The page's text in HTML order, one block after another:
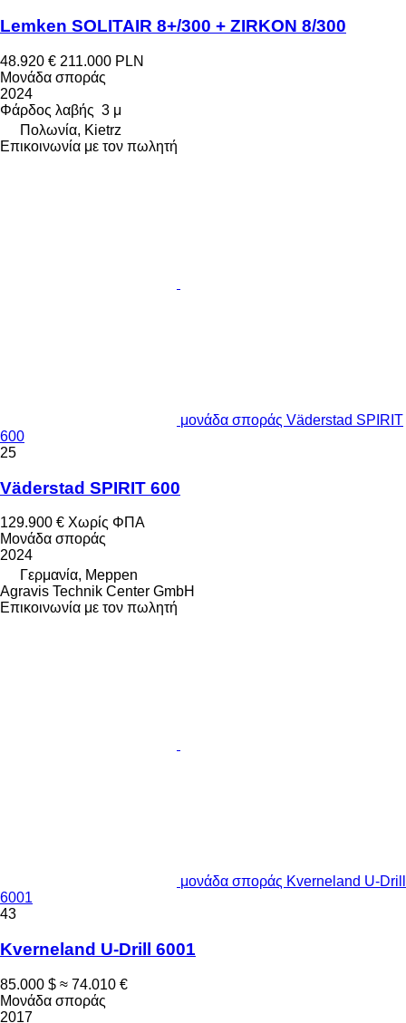
Lemken SOLITAIR 8+/300 + ZIRKON 8/300
48.920 € 211.000 PLN
Μονάδα σποράς
2024
Φάρδος λαβής 3 μ
Πολωνία, Kietrz
Επικοινωνία με τον πωλητή
μονάδα σποράς Väderstad SPIRIT
600
25
Väderstad SPIRIT 600
129.900 € Χωρίς ΦΠΑ
Μονάδα σποράς
2024
Γερμανία, Meppen
Agravis Technik Center GmbH
Επικοινωνία με τον πωλητή
μονάδα σποράς Kverneland U-Drill
6001
43
Kverneland U-Drill 6001
85.000 $ ≈ 74.010 €
Μονάδα σποράς
2017